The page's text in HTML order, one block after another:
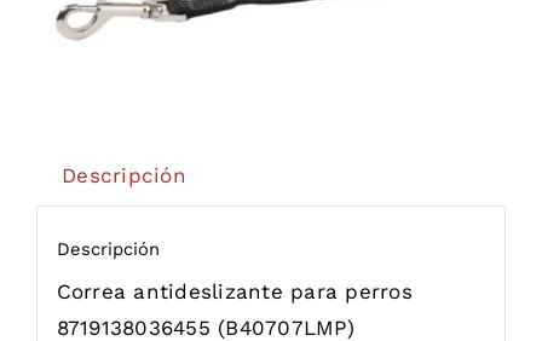
Descripción
Descripción
Correa antideslizante para perros
8719138036455 (B40707LMP)